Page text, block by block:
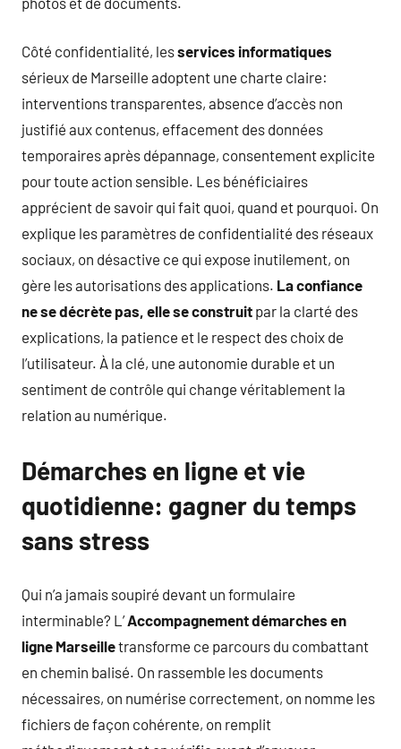
Côté confidentialité, lesservices informatiques
sérieux de Marseille adoptent une charte claire:
interventions transparentes, absence d’accès non
justifié aux contenus, effacement des données
temporaires après dépannage, consentement explicite
pour toute action sensible. Les bénéficiaires
apprécient de savoir qui fait quoi, quand et pourquoi. On
explique les paramètres de confidentialité des réseaux
sociaux, on désactive ce qui expose inutilement, on
gère les autorisations des applications. La confiance
ne se décrète pas, elle se construit par la clarté des
explications, la patience et le respect des choix de
l’utilisateur. À la clé, une autonomie durable et un
sentiment de contrôle qui change véritablement la
relation au numérique.
Démarches en ligne et vie
quotidienne: gagner du temps
sans stress
Qui n’a jamais soupiré devant un formulaire
interminable? L’Accompagnement démarches en
ligne Marseilletransforme ce parcours du combattant
en chemin balisé. On rassemble les documents
nécessaires, on numérise correctement, on nomme les
fichiers de façon cohérente, on remplit